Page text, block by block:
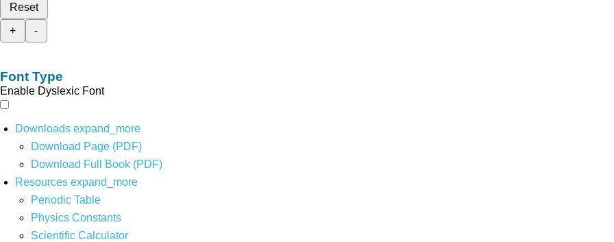
Reset
+
-
Font Type
Enable Dyslexic Font
Downloads expand_more
Download Page (PDF)
Download Full Book (PDF)
Resources expand_more
Periodic Table
Physics Constants
Scientific Calculator